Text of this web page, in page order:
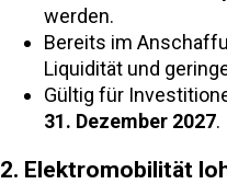
werden.
Bereits im
Liquidität und
Gültig für
31. Dezember 2027.
2. Elektromobilität